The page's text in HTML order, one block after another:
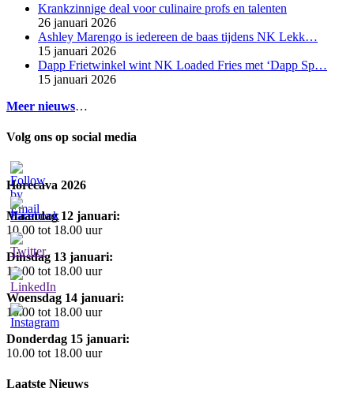
Krankzinnige deal voor culinaire profs en talenten
26 januari 2026
Ashley Marengo is iedereen de baas tijdens NK Lekk…
15 januari 2026
Dapp Frietwinkel wint NK Loaded Fries met ‘Dapp Sp…
15 januari 2026
Meer nieuws…
Volg ons op social media
Horecava 2026
Maandag 12 januari:
10.00 tot 18.00 uur
Dinsdag 13 januari:
10.00 tot 18.00 uur
Woensdag 14 januari:
10.00 tot 18.00 uur
Donderdag 15 januari:
10.00 tot 18.00 uur
Laatste Nieuws